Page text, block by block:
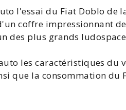
l'essai du Fiat Doblo de
coffre impressionnant
des plus grands
les caractéristiques du
que la consommation du